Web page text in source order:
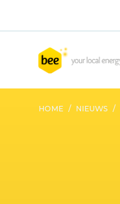
HOME / NIEUWS /